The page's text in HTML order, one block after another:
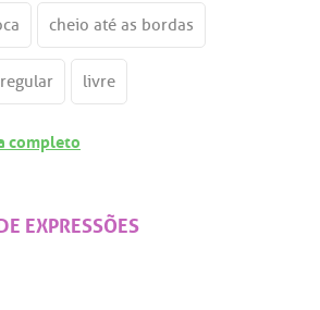
cheio até as bordas
regular livre
completo
EXPRESSÕES